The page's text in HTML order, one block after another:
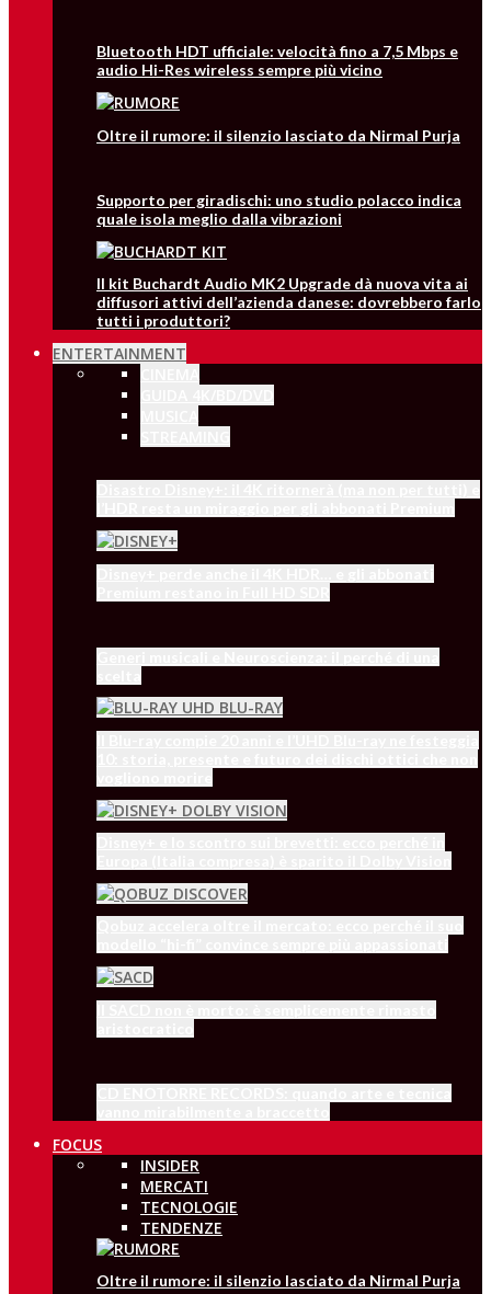
Bluetooth HDT ufficiale: velocità fino a 7,5 Mbps e
audio Hi-Res wireless sempre più vicino
Oltre il rumore: il silenzio lasciato da Nirmal Purja
Supporto per giradischi: uno studio polacco indica
quale isola meglio dalla vibrazioni
Il kit Buchardt Audio MK2 Upgrade dà nuova vita ai
diffusori attivi dell’azienda danese: dovrebbero farlo
tutti i produttori?
ENTERTAINMENT
FOCUS
INSIDER
MERCATI
TECNOLOGIE
TENDENZE
Oltre il rumore: il silenzio lasciato da Nirmal Purja